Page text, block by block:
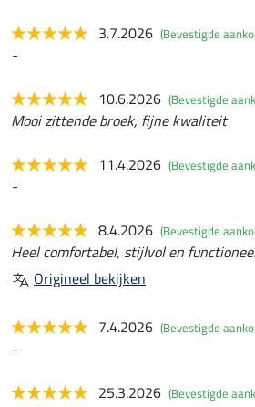
3.7.2026 (Bevestigde
-
10.6.2026 (Bevestigde
Mooi zittende broek, fijne kwaliteit
11.4.2026 (Bevestigde
-
8.4.2026 (Bevestigde
Heel comfortabel, stijlvol en
Origineel bekijken
7.4.2026 (Bevestigde
-
25.3.2026 (Bevestigde